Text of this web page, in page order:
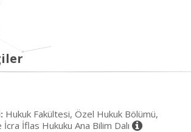
Hukuk Fakültesi, Özel Hukuk Bölümü,
İflas Hukuku Ana Bilim Dalı